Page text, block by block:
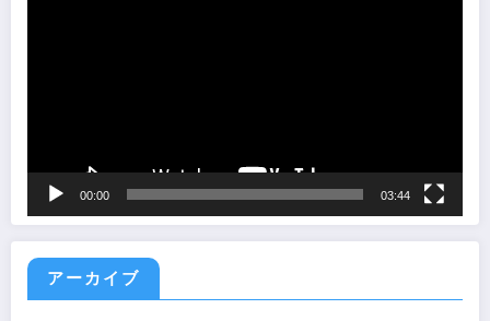
00:00 03:44
アーカイブ